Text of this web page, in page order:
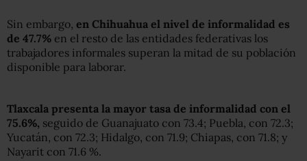
Sin embargo, en Chihuahua el nivel de informalidad es
de 47.7% en el resto de las entidades federativas los
trabajadores informales superan la mitad de su población
disponible para laborar.
Tlaxcala presenta la mayor tasa de informalidad con el
75.6%, seguido de Guanajuato con 73.4; Puebla, con 72.3;
Yucatán, con 72.3; Hidalgo, con 71.9; Chiapas, con 71.8; y
Nayarit con 71.6 %.